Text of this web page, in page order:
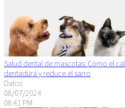
Salud dental de mascotas: Cómo el
dentadura y reduce el sarro
Datos
08/07/2024
08:41 PM